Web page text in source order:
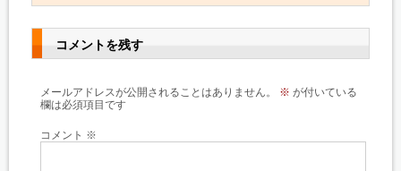
コメントを残す
メールアドレスが公開されることはありません。 ※ が付いている
欄は必須項目です
コメント ※